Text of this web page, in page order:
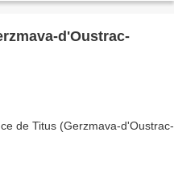
d'Oustrac-